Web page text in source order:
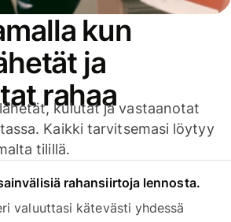
kun
ja
rahaa
kulutat ja vastaanotat
Kaikki tarvitsemasi löytyy
tilillä.
rahansiirtoja lennosta.
valuuttasi kätevästi yhdessä